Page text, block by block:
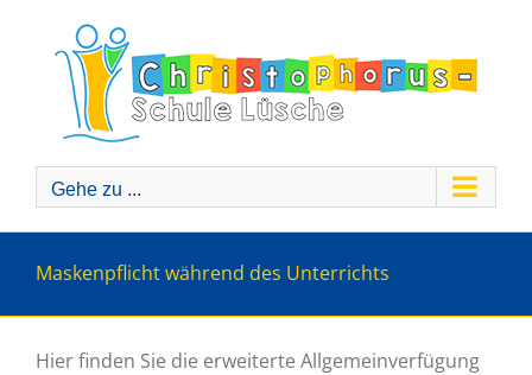
springen
Gehe zu ...
Maskenpflicht während des Unterrichts
Hier finden Sie die erweiterte Allgemeinverfügung